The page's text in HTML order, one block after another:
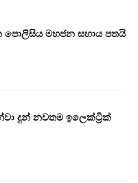
පොලිසිය මහජන සහාය පතයි
දුන් නවතම ඉලෙක්ට්‍රික්